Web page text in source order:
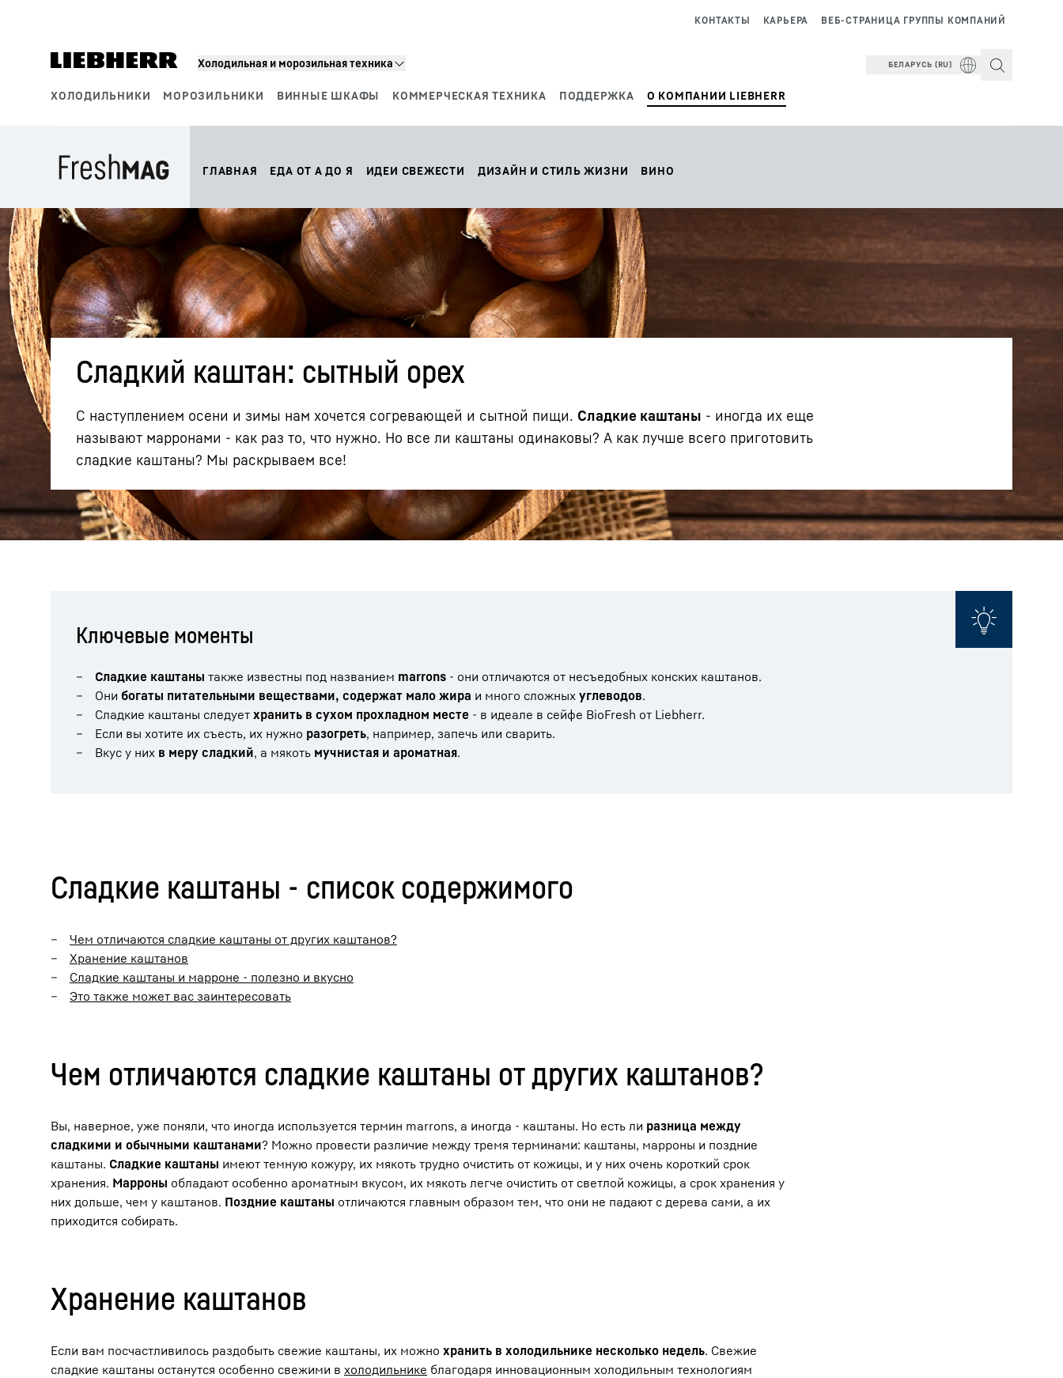
Холодильная и морозильная техника
ХОЛОДИЛЬНИКИ МОРОЗИЛЬНИКИ ВИННЫЕ ШКАФЫ КОММЕРЧЕСКАЯ ТЕХНИКА ПОДДЕРЖКА О КОМПАНИИ LIEBHERR
ВЕБ-СТРАНИЦА ГРУППЫ КОМПАНИЙ
КАРЬЕРА
КОНТАКТЫ
БЕЛАРУСЬ (RU)
Подробнее о компании Карьера в Liebherr
ГЛАВНАЯ ЕДА ОТ А ДО Я ИДЕИ СВЕЖЕСТИ ДИЗАЙН И СТИЛЬ ЖИЗНИ ВИНО
Сладкий каштан: сытный орех
С наступлением осени и зимы нам хочется согревающей и сытной пищи. Сладкие каштаны - иногда их еще
называют марронами - как раз то, что нужно. Но все ли каштаны одинаковы? А как лучше всего приготовить
сладкие каштаны? Мы раскрываем все!
Ключевые моменты
Сладкие каштаны также известны под названием marrons - они отличаются от несъедобных конских каштанов.
Они богаты питательными веществами, содержат мало жира и много сложных углеводов.
Сладкие каштаны следует хранить в сухом прохладном месте - в идеале в сейфе BioFresh от Liebherr.
Если вы хотите их съесть, их нужно разогреть, например, запечь или сварить.
Вкус у них в меру сладкий, а мякоть мучнистая и ароматная.
Сладкие каштаны - список содержимого
Чем отличаются сладкие каштаны от других каштанов?
Хранение каштанов
Сладкие каштаны и марроне - полезно и вкусно
Это также может вас заинтересовать
Чем отличаются сладкие каштаны от других каштанов?
Вы, наверное, уже поняли, что иногда используется термин marrons, а иногда - каштаны. Но есть ли разница между
сладкими и обычными каштанами? Можно провести различие между тремя терминами: каштаны, марроны и поздние
каштаны. Сладкие каштаны имеют темную кожуру, их мякоть трудно очистить от кожицы, и у них очень короткий срок
хранения. Марроны обладают особенно ароматным вкусом, их мякоть легче очистить от светлой кожицы, а срок хранения у
них дольше, чем у каштанов. Поздние каштаны отличаются главным образом тем, что они не падают с дерева сами, а их
приходится собирать.
Хранение каштанов
Если вам посчастливилось раздобыть свежие каштаны, их можно хранить в холодильнике несколько недель. Свежие
сладкие каштаны останутся особенно свежими в холодильнике благодаря инновационным холодильным технологиям